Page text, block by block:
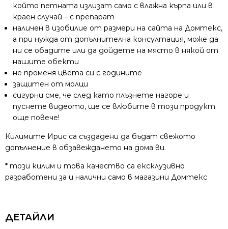
който петната излизат само с влажна кърпа или в
краен случай – с препарат
наличен в изобилие от размери на сайта на Домтекс,
а при нужда от допълнителна консултация, може да
ни се обадите или да дойдете на място в някой от
нашите обекти
не променя цвета си с годините
защитен от молци
сигурни сме, че след като плъзнете нагоре и
пуснете видеото, ще се влюбите в този продукт
още повече!
Килимите Ирис са създадени да бъдат свежото
допълнение в обзавеждането на дома ви.
* този килим и това качество са ексклузивно
разработени за и налични само в магазини Домтекс
ДЕТАЙЛИ